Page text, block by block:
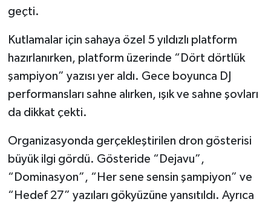
geçti.
Kutlamalar için sahaya özel 5 yıldızlı platform
hazırlanırken, platform üzerinde “Dört dörtlük
şampiyon” yazısı yer aldı. Gece boyunca DJ
performansları sahne alırken, ışık ve sahne şovları
da dikkat çekti.
Organizasyonda gerçekleştirilen dron gösterisi
büyük ilgi gördü. Gösteride “Dejavu”,
“Dominasyon”, “Her sene sensin şampiyon” ve
“Hedef 27” yazıları gökyüzüne yansıtıldı. Ayrıca